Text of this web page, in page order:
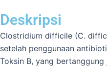
Deskripsi
Clostridium difficile (C.
setelah penggunaan
Toksin B, yang